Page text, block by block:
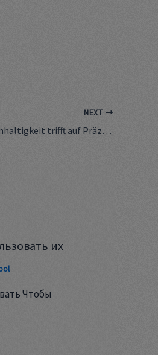
NEXT
Innovative Motoren für die Zukunft: Nachhaltigkeit trifft auf Präzision
их
Чтобы